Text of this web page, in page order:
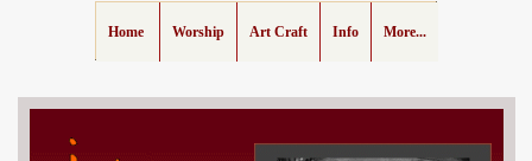
Home Worship Art Craft Info More...